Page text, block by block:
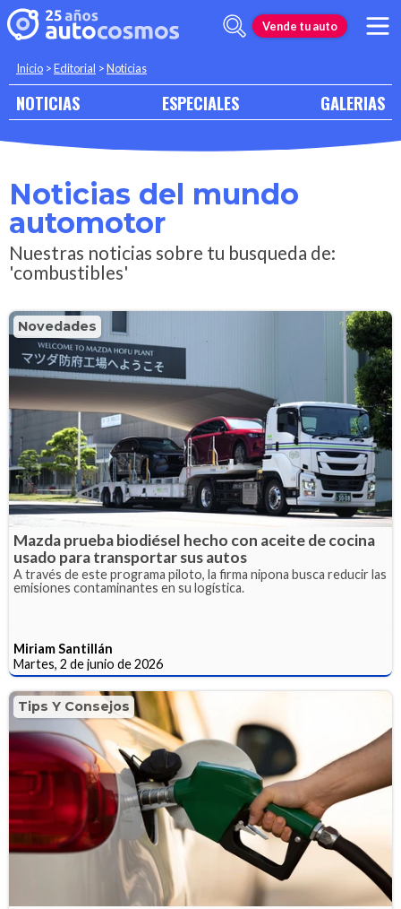
Vende tu auto
Inicio >Editorial >Noticias
NOTICIAS ESPECIALES GALERIAS
Noticias del mundo
automotor
Nuestras noticias sobre tu busqueda de:
'combustibles'
Novedades
Mazda prueba biodiésel hecho con aceite de cocina
usado para transportar sus autos
A través de este programa piloto, la firma nipona busca reducir las
emisiones contaminantes en su logística.
Miriam Santillán
Martes, 2 de junio de 2026
Tips Y Consejos